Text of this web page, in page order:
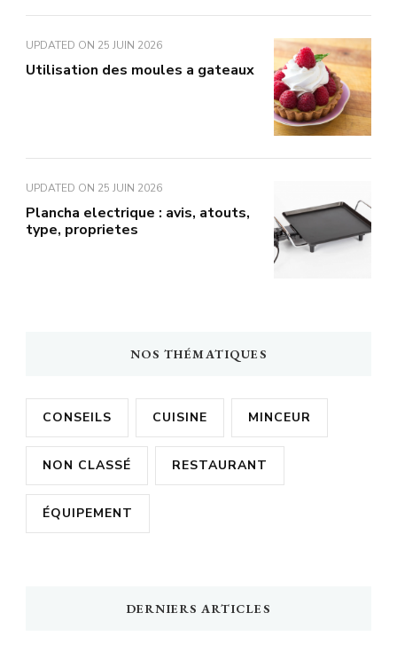
UPDATED ON 25 JUIN 2026
Utilisation des moules a gateaux
UPDATED ON 25 JUIN 2026
Plancha electrique : avis, atouts,
type, proprietes
NOS THÉMATIQUES
CONSEILS CUISINE MINCEUR
NON CLASSÉ RESTAURANT
ÉQUIPEMENT
DERNIERS ARTICLES